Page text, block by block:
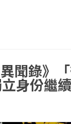
聞錄》
身份繼